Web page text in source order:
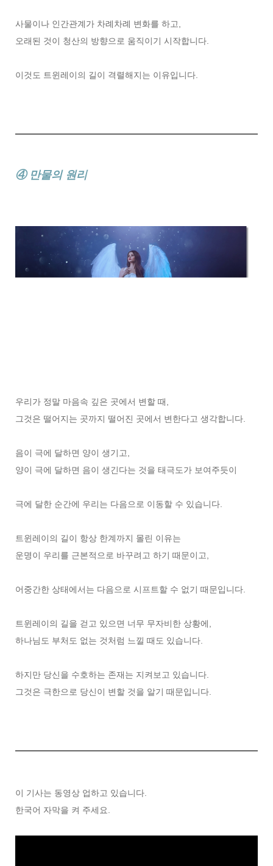
사물이나 인간관계가 차례차례 변화를 하고,
오래된 것이 청산의 방향으로 움직이기 시작합니다.
이것도 트윈레이의 길이 격렬해지는 이유입니다.
④ 만물의 원리
우리가 정말 마음속 깊은 곳에서 변할 때,
그것은 떨어지는 곳까지 떨어진 곳에서 변한다고 생각합니다.
음이 극에 달하면 양이 생기고,
양이 극에 달하면 음이 생긴다는 것을 태극도가 보여주듯이
극에 달한 순간에 우리는 다음으로 이동할 수 있습니다.
트윈레이의 길이 항상 한계까지 몰린 이유는
운명이 우리를 근본적으로 바꾸려고 하기 때문이고,
어중간한 상태에서는 다음으로 시프트할 수 없기 때문입니다.
트윈레이의 길을 걷고 있으면 너무 무자비한 상황에,
하나님도 부처도 없는 것처럼 느낄 때도 있습니다.
하지만 당신을 수호하는 존재는 지켜보고 있습니다.
그것은 극한으로 당신이 변할 것을 알기 때문입니다.
이 기사는 동영상 업하고 있습니다.
한국어 자막을 켜 주세요.